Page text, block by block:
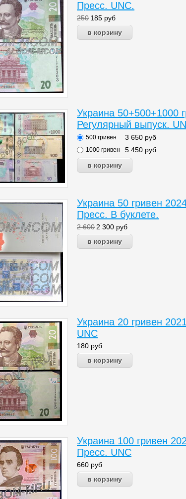
Пресс. UNC.
250 185 руб
Украина 50+500+1000
Регулярный выпуск.
500 гривен 3 650 руб
1000 гривен 5 450 руб
Украина 50 гривен
Пресс. В буклете.
2 600 2 300 руб
Украина 20 гривен
UNC
180 руб
Украина 100 гривен
Пресс. UNC
660 руб